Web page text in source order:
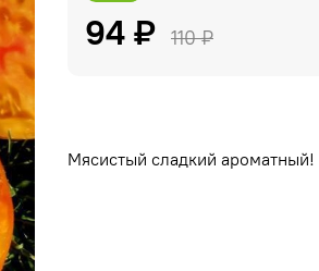
94 ₽ 110 ₽
Мясистый сладкий ароматный!